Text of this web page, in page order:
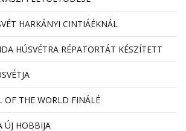
HARKÁNYI CINTIÁÉKNÁL
HÚSVÉTRA RÉPATORTÁT KÉSZÍTETT
OF THE WORLD FINÁLÉ
ÚJ HOBBIJA